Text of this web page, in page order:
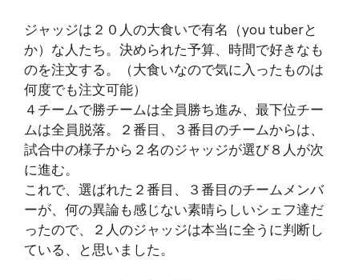
ジャッジは２０人の大食いで有名（you tuberと
か）な人たち。決められた予算、時間で好きなも
のを注文する。（大食いなので気に入ったものは
何度でも注文可能）
４チームで勝チームは全員勝ち進み、最下位チー
ムは全員脱落。２番目、３番目のチームからは、
試合中の様子から２名のジャッジが選び８人が次
に進む。
これで、選ばれた２番目、３番目のチームメンバ
ーが、何の異論も感じない素晴らしいシェフ達だ
ったので、２人のジャッジは本当に全うに判断し
ている、と思いました。